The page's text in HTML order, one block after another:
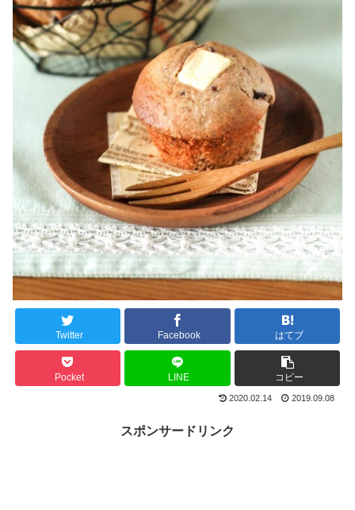
Twitter Facebook はてブ
Pocket LINE コピー
2020.02.14 2019.09.08
スポンサードリンク